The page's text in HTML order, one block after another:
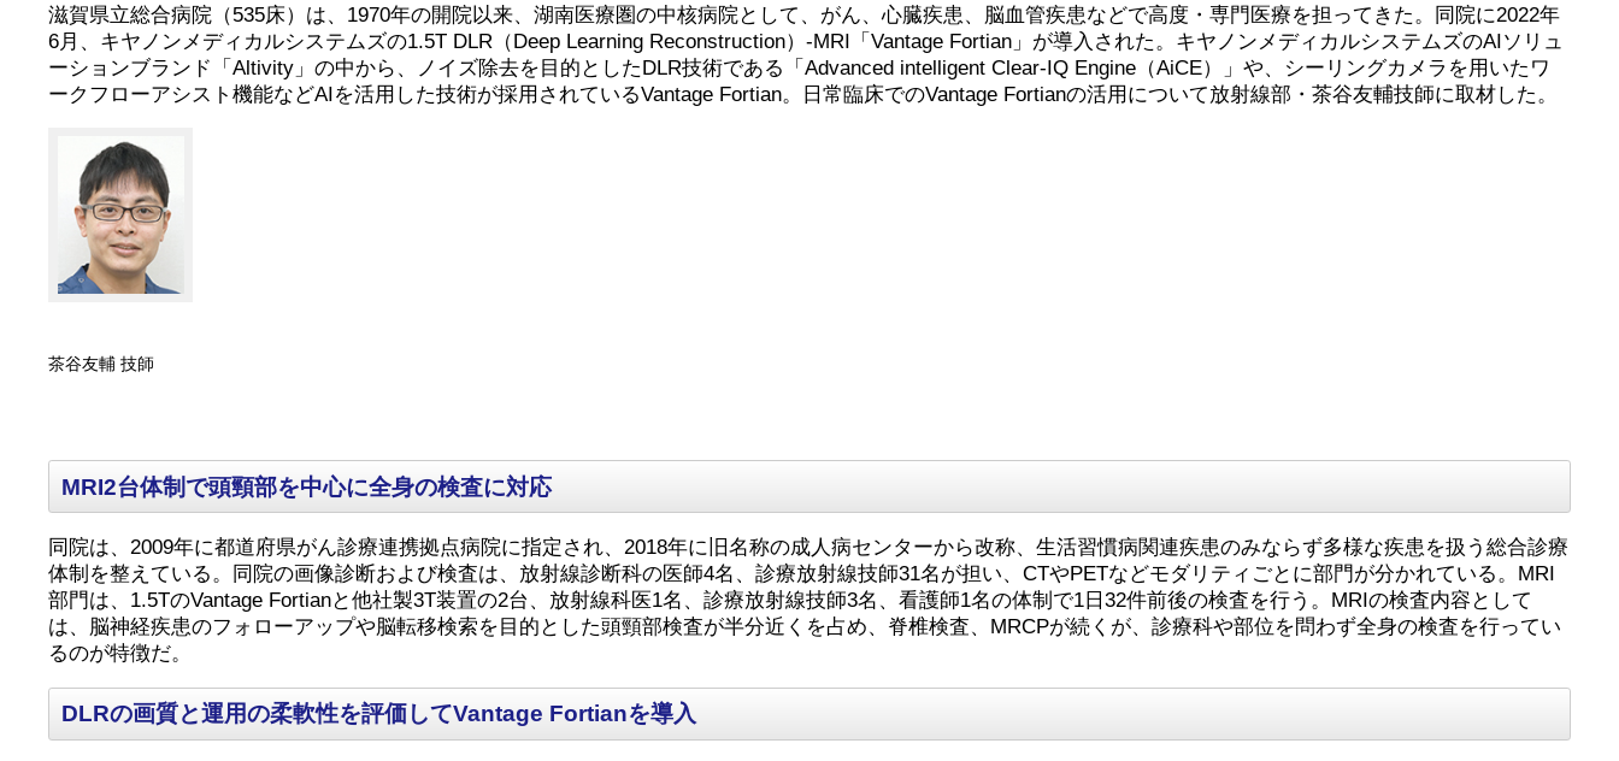
滋賀県立総合病院（535床）は、1970年の開院以来、湖南医療圏の中核病院として、がん、心臓疾患、脳血管疾患などで高度・専門医療を担ってきた。同院に2022年
6月、キヤノンメディカルシステムズの1.5T DLR（Deep Learning Reconstruction）-MRI「Vantage Fortian」が導入された。キヤノンメディカルシステムズのAIソリュ
ーションブランド「Altivity」の中から、ノイズ除去を目的としたDLR技術である「Advanced intelligent Clear-IQ Engine（AiCE）」や、シーリングカメラを用いたワ
ークフローアシスト機能などAIを活用した技術が採用されているVantage Fortian。日常臨床でのVantage Fortianの活用について放射線部・茶谷友輔技師に取材した。
茶谷友輔 技師
MRI2台体制で頭頸部を中心に全身の検査に対応
同院は、2009年に都道府県がん診療連携拠点病院に指定され、2018年に旧名称の成人病センターから改称、生活習慣病関連疾患のみならず多様な疾患を扱う総合診療
体制を整えている。同院の画像診断および検査は、放射線診断科の医師4名、診療放射線技師31名が担い、CTやPETなどモダリティごとに部門が分かれている。MRI
部門は、1.5TのVantage Fortianと他社製3T装置の2台、放射線科医1名、診療放射線技師3名、看護師1名の体制で1日32件前後の検査を行う。MRIの検査内容として
は、脳神経疾患のフォローアップや脳転移検索を目的とした頭頸部検査が半分近くを占め、脊椎検査、MRCPが続くが、診療科や部位を問わず全身の検査を行ってい
るのが特徴だ。
DLRの画質と運用の柔軟性を評価してVantage Fortianを導入